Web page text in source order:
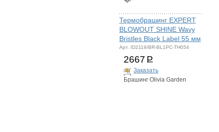
Термобрашинг EXPERT
BLOWOUT SHINE Wavy
Bristles Black Label 55 мм
Арт. ID2119/BR-BL1PC-TH054
2667 Р
Заказать
Брашинг Olivia Garden